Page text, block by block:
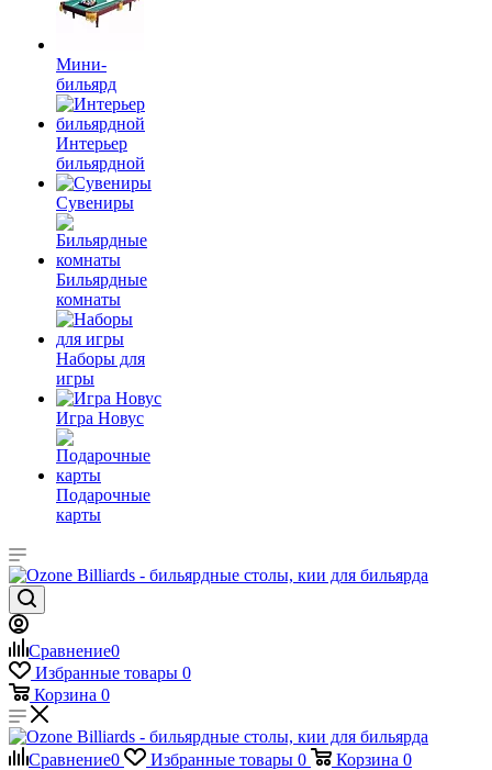
Мини-
бильярд
Интерьер
бильярдной
Сувениры
Бильярдные
комнаты
Наборы для
игры
Игра Новус
Подарочные
карты
Сравнение0
Избранные товары 0
Корзина 0
Сравнение0 Избранные товары 0 Корзина 0